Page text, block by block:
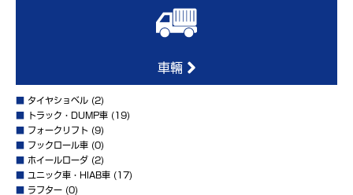
車輛
タイヤショベル (2)
トラック・DUMP車 (19)
フォークリフト (9)
フックロール車 (0)
ホイールローダ (2)
ユニック車・HIAB車 (17)
ラフター (0)